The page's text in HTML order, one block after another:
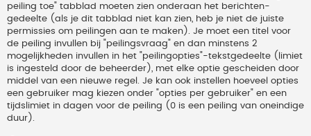
peiling toe" tabblad moeten zien onderaan het berichten-
gedeelte (als je dit tabblad niet kan zien, heb je niet de juiste
permissies om peilingen aan te maken). Je moet een titel voor
de peiling invullen bij "peilingsvraag" en dan minstens 2
mogelijkheden invullen in het "peilingopties"-tekstgedeelte (limiet
is ingesteld door de beheerder), met elke optie gescheiden door
middel van een nieuwe regel. Je kan ook instellen hoeveel opties
een gebruiker mag kiezen onder "opties per gebruiker" en een
tijdslimiet in dagen voor de peiling (0 is een peiling van oneindige
duur).